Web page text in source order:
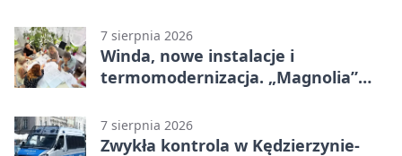
7 sierpnia 2026
Winda, nowe instalacje i
termomodernizacja. „Magnolia”
7 sierpnia 2026
Zwykła kontrola w Kędzierzynie-